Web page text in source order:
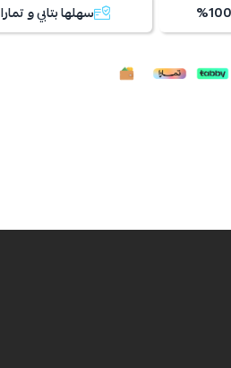
سهلها بتابي و تمارا